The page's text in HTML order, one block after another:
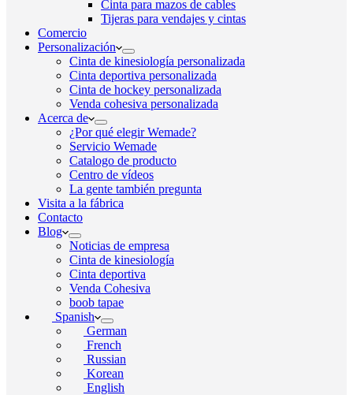
Cinta para mazos de cables
Tijeras para vendajes y cintas
Comercio
Personalización
Cinta de kinesiología personalizada
Cinta deportiva personalizada
Cinta de hockey personalizada
Venda cohesiva personalizada
Acerca de
¿Por qué elegir Wemade?
Servicio Wemade
Catalogo de producto
Centro de vídeos
La gente también pregunta
Visita a la fábrica
Contacto
Blog
Noticias de empresa
Cinta de kinesiología
Cinta deportiva
Venda Cohesiva
boob tapae
Spanish
German
French
Russian
Korean
English